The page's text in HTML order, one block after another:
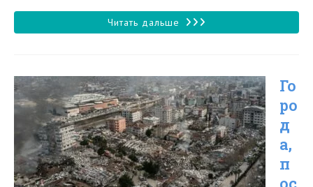
Читать дальше Есть
возле
Дубая,
Шарджи,
Абу-
Даби
Го
ро
д
а,
п